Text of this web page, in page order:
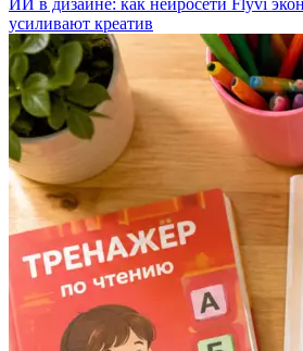
усиливают креатив